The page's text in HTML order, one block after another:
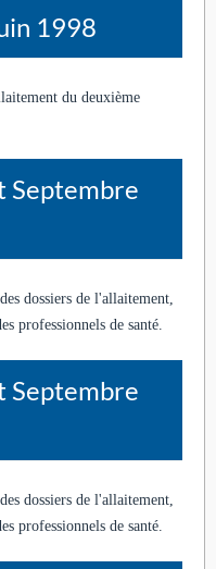
1998
du deuxième
Septembre
dossiers de l'allaitement,
professionnels de santé.
Septembre
dossiers de l'allaitement,
professionnels de santé.